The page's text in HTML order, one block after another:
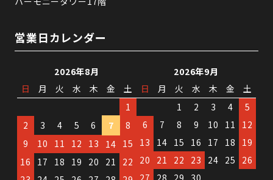
営業日カレンダー
2026年8月
日
月 火 水 木 金
土
1
2
3 4 5 6 7
8
9
10 11 12 13 14 15
16
17 18 19 20 21
22
2026年9月
日
月 火 水 木 金
土
1
2 3 4
5
6
7 8 9 10 11
12
13
14 15 16 17 18
19
20
21 22 23 24 25
26
27
28 29 30